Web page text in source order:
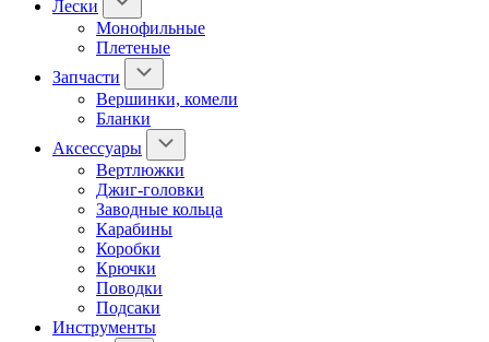
Лески
Монофильные
Плетеные
Запчасти
Вершинки, комели
Бланки
Аксессуары
Вертлюжки
Джиг-головки
Заводные кольца
Карабины
Коробки
Крючки
Поводки
Подсаки
Инструменты